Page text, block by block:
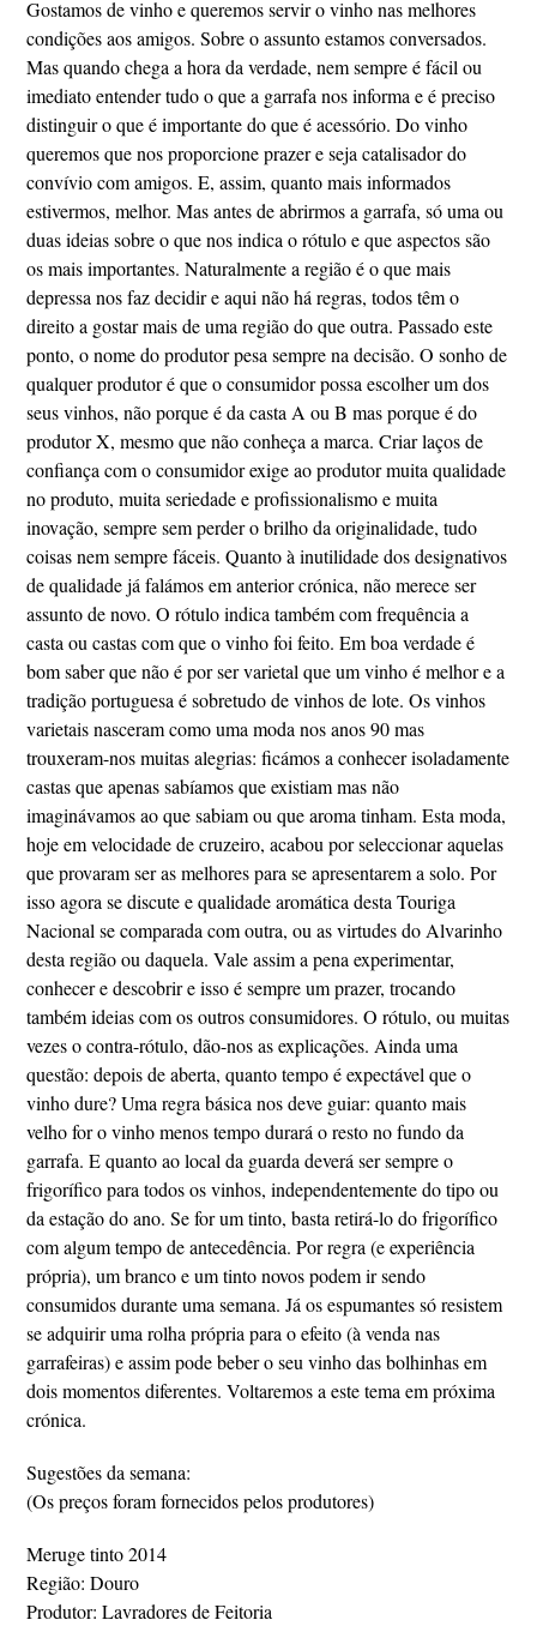
Gostamos de vinho e queremos servir o vinho nas melhores
condições aos amigos. Sobre o assunto estamos conversados.
Mas quando chega a hora da verdade, nem sempre é fácil ou
imediato entender tudo o que a garrafa nos informa e é preciso
distinguir o que é importante do que é acessório. Do vinho
queremos que nos proporcione prazer e seja catalisador do
convívio com amigos. E, assim, quanto mais informados
estivermos, melhor. Mas antes de abrirmos a garrafa, só uma ou
duas ideias sobre o que nos indica o rótulo e que aspectos são
os mais importantes. Naturalmente a região é o que mais
depressa nos faz decidir e aqui não há regras, todos têm o
direito a gostar mais de uma região do que outra. Passado este
ponto, o nome do produtor pesa sempre na decisão. O sonho de
qualquer produtor é que o consumidor possa escolher um dos
seus vinhos, não porque é da casta A ou B mas porque é do
produtor X, mesmo que não conheça a marca. Criar laços de
confiança com o consumidor exige ao produtor muita qualidade
no produto, muita seriedade e profissionalismo e muita
inovação, sempre sem perder o brilho da originalidade, tudo
coisas nem sempre fáceis. Quanto à inutilidade dos designativos
de qualidade já falámos em anterior crónica, não merece ser
assunto de novo. O rótulo indica também com frequência a
casta ou castas com que o vinho foi feito. Em boa verdade é
bom saber que não é por ser varietal que um vinho é melhor e a
tradição portuguesa é sobretudo de vinhos de lote. Os vinhos
varietais nasceram como uma moda nos anos 90 mas
trouxeram-nos muitas alegrias: ficámos a conhecer isoladamente
castas que apenas sabíamos que existiam mas não
imaginávamos ao que sabiam ou que aroma tinham. Esta moda,
hoje em velocidade de cruzeiro, acabou por seleccionar aquelas
que provaram ser as melhores para se apresentarem a solo. Por
isso agora se discute e qualidade aromática desta Touriga
Nacional se comparada com outra, ou as virtudes do Alvarinho
desta região ou daquela. Vale assim a pena experimentar,
conhecer e descobrir e isso é sempre um prazer, trocando
também ideias com os outros consumidores. O rótulo, ou muitas
vezes o contra-rótulo, dão-nos as explicações. Ainda uma
questão: depois de aberta, quanto tempo é expectável que o
vinho dure? Uma regra básica nos deve guiar: quanto mais
velho for o vinho menos tempo durará o resto no fundo da
garrafa. E quanto ao local da guarda deverá ser sempre o
frigorífico para todos os vinhos, independentemente do tipo ou
da estação do ano. Se for um tinto, basta retirá-lo do frigorífico
com algum tempo de antecedência. Por regra (e experiência
própria), um branco e um tinto novos podem ir sendo
consumidos durante uma semana. Já os espumantes só resistem
se adquirir uma rolha própria para o efeito (à venda nas
garrafeiras) e assim pode beber o seu vinho das bolhinhas em
dois momentos diferentes. Voltaremos a este tema em próxima
crónica.
Sugestões da semana:
(Os preços foram fornecidos pelos produtores)
Meruge tinto 2014
Região: Douro
Produtor: Lavradores de Feitoria